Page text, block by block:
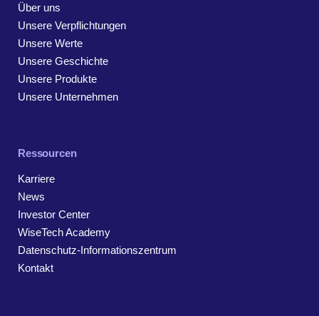
Über uns
Unsere Verpflichtungen
Unsere Werte
Unsere Geschichte
Unsere Produkte
Unsere Unternehmen
Ressourcen
Karriere
News
Investor Center
WiseTech Academy
Datenschutz-Informationszentrum
Kontakt